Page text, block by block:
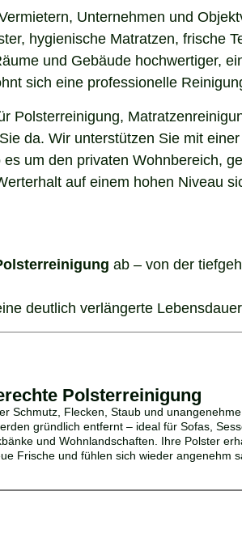
Unternehmen und
hygienische Matratzen, frische
und Gebäude hochwertiger,
sich eine professionelle
da. Wir unterstützen Sie mit
um den privaten Wohnbereich,
auf einem hohen Niveau
ab – von der
deutlich verlängerte
Polsterreinigung
Schmutz, Flecken, Staub und unangenehme
gründlich entfernt – ideal für Sofas,
und Wohnlandschaften. Ihre Polster
Frische und fühlen sich wieder angenehm